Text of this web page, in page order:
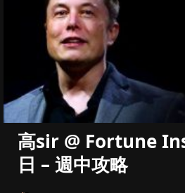
高sir @ Fortune
日 – 週中攻略